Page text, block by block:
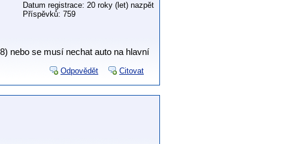
Datum registrace: 20 roky (let) nazpět
Příspěvků: 759
nebo se musí nechat auto na hlavní
Odpovědět Citovat